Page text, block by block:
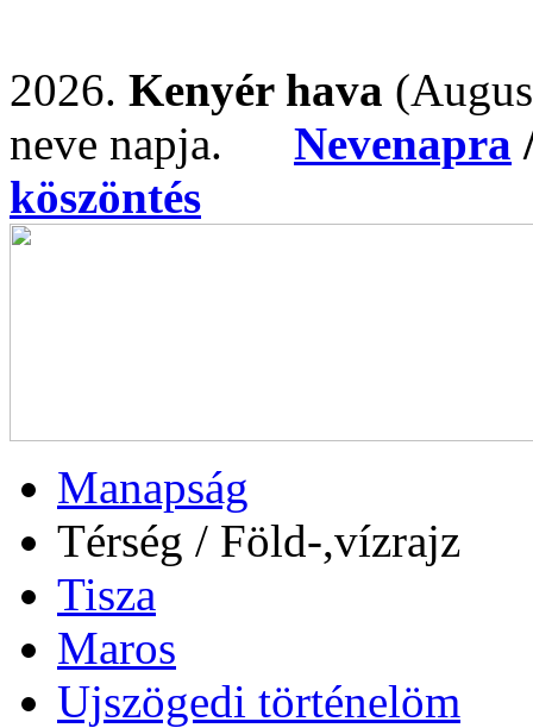
2026. Kenyér hava
neve napja. Nevenapra
köszöntés
Manapság
Térség / Föld-,vízrajz
Tisza
Maros
Ujszögedi történelöm